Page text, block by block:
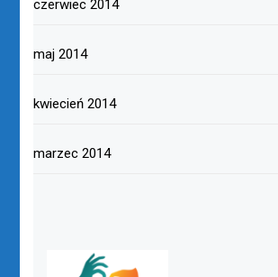
czerwiec 2014
maj 2014
kwiecień 2014
marzec 2014